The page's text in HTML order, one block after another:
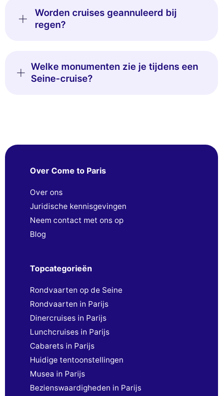
Worden cruises geannuleerd bij
regen?
Welke monumenten zie je tijdens een
Seine-cruise?
Over Come to Paris
Over ons
Juridische kennisgevingen
Neem contact met ons op
Blog
Topcategorieën
Rondvaarten op de Seine
Rondvaarten in Parijs
Dinercruises in Parijs
Lunchcruises in Parijs
Cabarets in Parijs
Huidige tentoonstellingen
Musea in Parijs
Bezienswaardigheden in Parijs